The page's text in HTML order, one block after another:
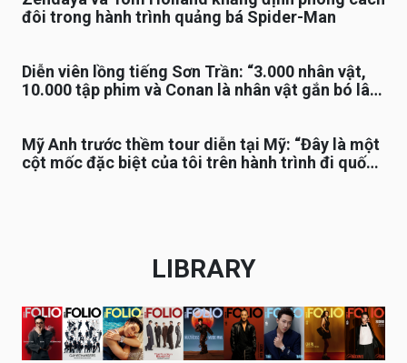
đôi trong hành trình quảng bá Spider-Man
Diễn viên lồng tiếng Sơn Trần: “3.000 nhân vật,
10.000 tập phim và Conan là nhân vật gắn bó lâu
Mỹ Anh trước thềm tour diễn tại Mỹ: “Đây là một
cột mốc đặc biệt của tôi trên hành trình đi quốc
LIBRARY